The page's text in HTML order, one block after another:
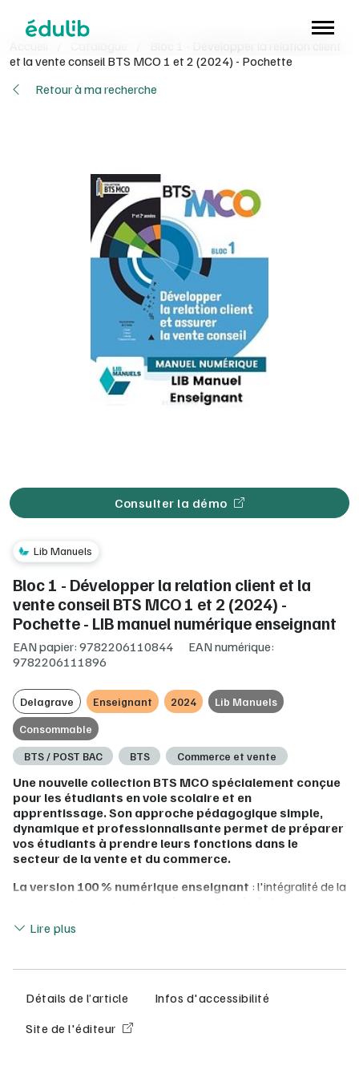
et la vente conseil BTS MCO 1 et 2 (2024) - Pochette
Retour à ma recherche
Consulter la démo
Lib Manuels
Bloc 1 - Développer la relation client et la
vente conseil BTS MCO 1 et 2 (2024) -
Pochette - LIB manuel numérique enseignant
EAN papier: 9782206110844
EAN numérique:
9782206111896
Delagrave Enseignant 2024
Lib Manuels
Consommable
BTS / POST BAC
BTS Commerce et vente
Une nouvelle collection BTS MCO spécialement conçue
pour les étudiants en voie scolaire et en
apprentissage. Son approche pédagogique simple,
dynamique et professionnalisante permet de préparer
vos étudiants à prendre leurs fonctions dans le
secteur de la vente et du commerce.
La version 100 % numérique enseignant : l'intégralité de la
version papier en version numérique + l'accès à des ressources
mettre en activité les élèves
professionnelles
pour maîtriser les compétences
uneimmersion au sein d'unités commerciales
Lire plus
Détails de l’article
Infos d'accessibilité
Site de l'éditeur